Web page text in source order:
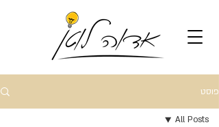
פוסט
All Posts